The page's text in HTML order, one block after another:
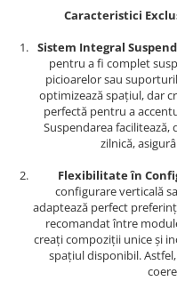
Caracteristici
Sistem Integral
pentru a fi complet
picioarelor sau
optimizează spațiul, dar
perfectă pentru a
Suspendarea facilitează,
zilnică,
Flexibilitate în
configurare verticală
adaptează perfect
recomandat între
creați compoziții unice și
spațiul disponibil.